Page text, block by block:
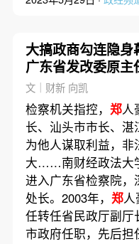
大搞政商勾连隐身
广东省发改委原主
文｜财新 向凯
检察机关指控， 郑人
长、汕头市市长、湛
为他人谋取利益，
大……南财经政法大
进入广东省检察院，
处长。2003年， 郑人
任转任省民政厅副厅
市政府任职，先后担